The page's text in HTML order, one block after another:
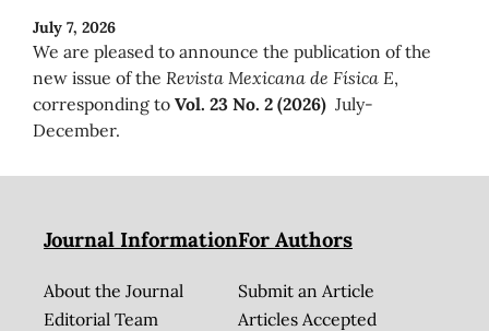
July 7, 2026
We are pleased to announce the publication of the
new issue of the Revista Mexicana de Física E,
corresponding to Vol. 23 No. 2 (2026) July-
December.
Journal Information
About the Journal
Editorial Team
For Authors
Submit an Article
Articles Accepted